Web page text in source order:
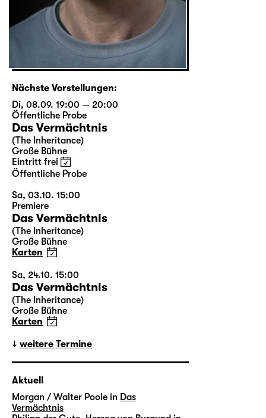
Nächste Vorstellungen:
Di, 08.09. 19:00 — 20:00
Öffentliche Probe
Das Vermächtnis
(The Inheritance)
Große Bühne
Eintritt frei
Öffentliche Probe
Sa, 03.10. 15:00
Premiere
Das Vermächtnis
(The Inheritance)
Große Bühne
Karten
Sa, 24.10. 15:00
Das Vermächtnis
(The Inheritance)
Große Bühne
Karten
weitere Termine
Aktuell
Morgan / Walter Poole in Das
Vermächtnis